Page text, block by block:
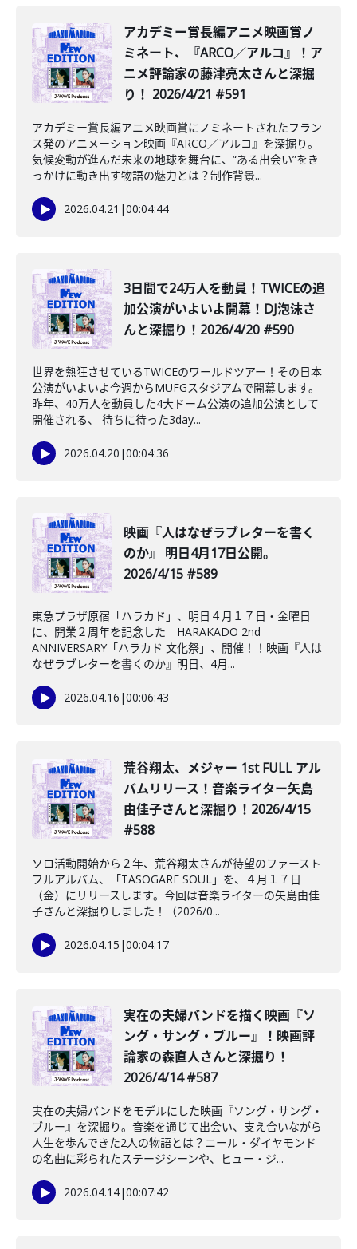
️アカデミー賞長編アニメ映画賞ノ
ミネート、『ARCO／アルコ』！ア
ニメ評論家の藤津亮太さんと深掘
り！ 2026/4/21 #591
アカデミー賞長編アニメ映画賞にノミネートされたフラン
ス発のアニメーション映画『ARCO／アルコ』を深掘り。
気候変動が進んだ未来の地球を舞台に、“ある出会い”をき
っかけに動き出す物語の魅力とは？制作背景...
2026.04.21 |00:04:44
️3日間で24万人を動員！TWICEの追
加公演がいよいよ開幕！DJ泡沫さ
んと深掘り！2026/4/20 #590
世界を熱狂させているTWICEのワールドツアー！その日本
公演がいよいよ今週からMUFGスタジアムで開幕します。
昨年、40万人を動員した4大ドーム公演の追加公演として
開催される、 待ちに待った3day...
2026.04.20 |00:04:36
映画『人はなぜラブレターを書く
のか』 明日4月17日公開。
2026/4/15 #589
東急プラザ原宿「ハラカド」、明日４月１７日・金曜日
に、開業２周年を記念した HARAKADO 2nd
ANNIVERSARY「ハラカド 文化祭」、開催！！映画『人は
なぜラブレターを書くのか』明日、4月...
2026.04.16 |00:06:43
荒谷翔太、メジャー 1st FULL アル
バムリリース！音楽ライター矢島
由佳子さんと深掘り！2026/4/15
#588
ソロ活動開始から２年、荒谷翔太さんが待望のファースト
フルアルバム、「TASOGARE SOUL」を、４月１７日
（金）にリリースします。今回は音楽ライターの矢島由佳
子さんと深掘りしました！（2026/0...
2026.04.15 |00:04:17
実在の夫婦バンドを描く映画『ソ
ング・サング・ブルー』！映画評
論家の森直人さんと深掘り！
2026/4/14 #587
実在の夫婦バンドをモデルにした映画『ソング・サング・
ブルー』を深掘り。音楽を通じて出会い、支え合いながら
人生を歩んできた2人の物語とは？ニール・ダイヤモンド
の名曲に彩られたステージシーンや、ヒュー・ジ...
2026.04.14|00:07:42